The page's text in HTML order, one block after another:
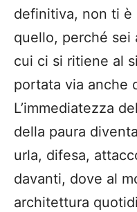
definitiva, non ti è
quello, perché sei
cui ci si ritiene al
portata via anche
L’immediatezza
della paura
urla, difesa,
davanti, dove al
architettura